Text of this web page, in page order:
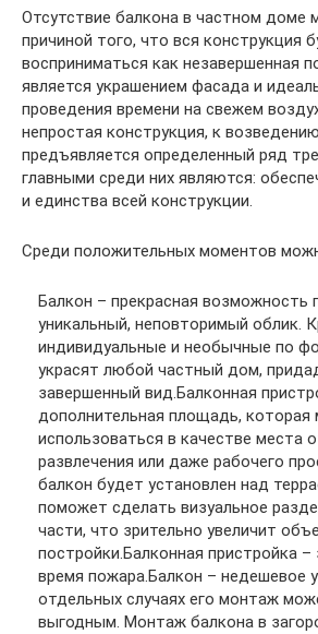
Отсутствие балкона в частном доме
причиной того, что вся конструкция
восприниматься как незавершенная
является украшением фасада и
проведения времени на свежем
непростая конструкция, к
предъявляется определенный ряд
главными среди них являются:
и единства всей конструкции.
Среди положительных моментов
Балкон – прекрасная возможность
уникальный, неповторимый облик.
индивидуальные и необычные по
украсят любой частный дом,
завершенный вид.Балконная
дополнительная площадь, которая
использоваться в качестве места
развлечения или даже рабочего
балкон будет установлен над
поможет сделать визуальное
части, что зрительно увеличит
постройки.Балконная пристройка
время пожара.Балкон – недешевое
отдельных случаях его монтаж
выгодным. Монтаж балкона в